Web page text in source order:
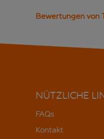
Bewertungen von
NÜTZLICHE
FAQs
Kontakt